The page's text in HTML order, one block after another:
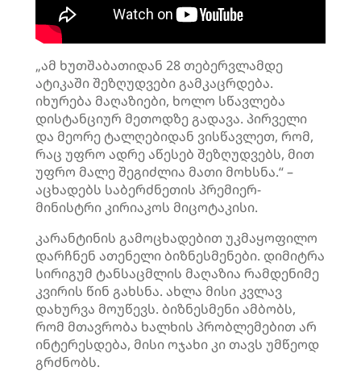
„ამ ხუთშაბათიდან 28 თებერვლამდე
ატიკაში შეზღუდვები გამკაცრდება.
იხურება მაღაზიები, ხოლო სწავლება
დისტანციურ მეთოდზე გადავა. პირველი
და მეორე ტალღებიდან ვისწავლეთ, რომ,
რაც უფრო ადრე აწესებ შეზღუდვებს, მით
უფრო მალე შეგიძლია მათი მოხსნა.“ –
აცხადებს საბერძნეთის პრემიერ-
მინისტრი კირიაკოს მიცოტაკისი.
კარანტინის გამოცხადებით უკმაყოფილო
დარჩნენ ათენელი ბიზნესმენები. დიმიტრა
სირიგუმ ტანსაცმლის მაღაზია რამდენიმე
კვირის წინ გახსნა. ახლა მისი კვლავ
დახურვა მოუწევს. ბიზნესმენი ამბობს,
რომ მთავრობა ხალხის პრობლემებით არ
ინტერესდება, მისი ოჯახი კი თავს უმწეოდ
გრძნობს.